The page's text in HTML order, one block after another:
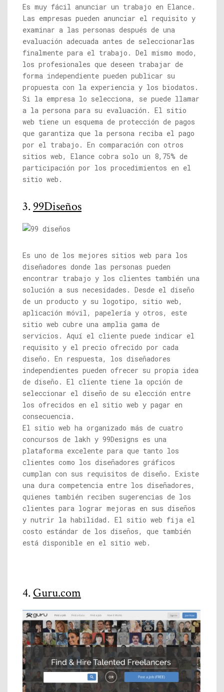
Es muy fácil anunciar un trabajo en Elance.
Las empresas pueden anunciar el requisito y
examinar a las personas después de una
evaluación adecuada antes de seleccionarlas
finalmente para el trabajo. Del mismo modo,
los profesionales que deseen trabajar de
forma independiente pueden publicar su
propuesta con la experiencia y los biodatos.
Si la empresa lo selecciona, se puede llamar
a la persona para su evaluación. El sitio
web tiene un esquema de protección de pagos
que garantiza que la persona reciba el pago
por el trabajo. En comparación con otros
sitios web, Elance cobra solo un 8,75% de
participación por los procedimientos en el
sitio web.
3. 99Diseños
Es uno de los mejores sitios web para los
diseñadores donde las personas pueden
encontrar trabajo y los clientes también una
solución a sus necesidades. Desde el diseño
de un producto y su logotipo, sitio web,
aplicación móvil, papelería y otros, este
sitio web cubre una amplia gama de
servicios. Aquí el cliente puede indicar el
requisito y el precio ofrecido por cada
diseño. En respuesta, los diseñadores
independientes pueden ofrecer su propia idea
de diseño. El cliente tiene la opción de
seleccionar el diseño de su elección entre
los ofrecidos en el sitio web y pagar en
consecuencia.
El sitio web ha organizado más de cuatro
concursos de lakh y 99Designs es una
plataforma excelente para que tanto los
clientes como los diseñadores gráficos
cumplan con sus requisitos de diseño. Existe
una dura competencia entre los diseñadores,
quienes también reciben sugerencias de los
clientes para lograr mejoras en sus diseños
y nutrir la habilidad. El sitio web fija el
costo estándar de los diseños, que también
está disponible en el sitio web.
4. Guru.com